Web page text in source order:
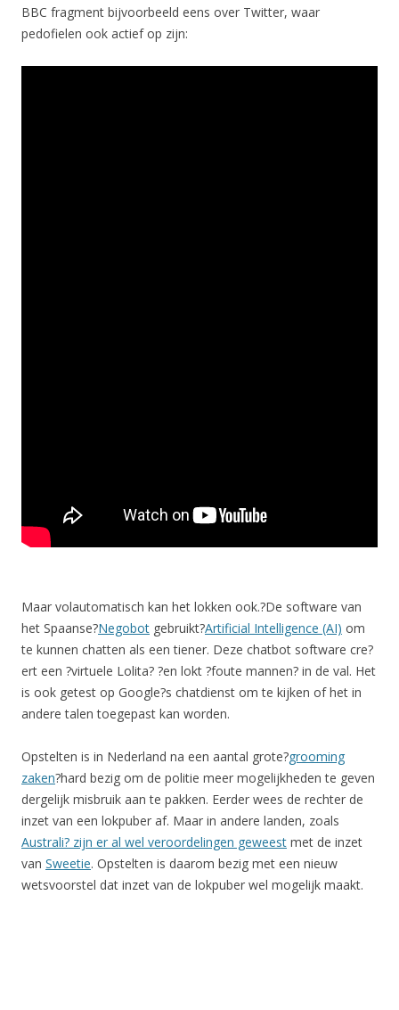
BBC fragment bijvoorbeeld eens over Twitter, waar
pedofielen ook actief op zijn:
Maar volautomatisch kan het lokken ook.?De software van
het Spaanse?Negobot gebruikt?Artificial Intelligence (AI) om
te kunnen chatten als een tiener. Deze chatbot software cre?
ert een ?virtuele Lolita? ?en lokt ?foute mannen? in de val. Het
is ook getest op Google?s chatdienst om te kijken of het in
andere talen toegepast kan worden.
Opstelten is in Nederland na een aantal grote?grooming
zaken?hard bezig om de politie meer mogelijkheden te geven
dergelijk misbruik aan te pakken. Eerder wees de rechter de
inzet van een lokpuber af. Maar in andere landen, zoals
Australi? zijn er al wel veroordelingen geweest met de inzet
van Sweetie. Opstelten is daarom bezig met een nieuw
wetsvoorstel dat inzet van de lokpuber wel mogelijk maakt.